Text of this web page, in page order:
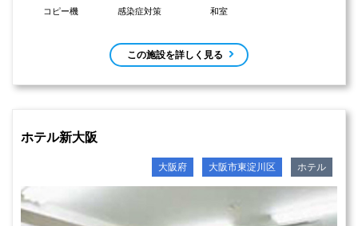
コピー機 感染症対策 和室
この施設を詳しく見る
ホテル新大阪
大阪府 大阪市東淀川区 ホテル